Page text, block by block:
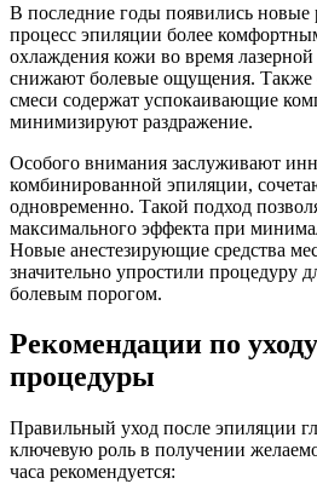
В последние годы появились новые
процесс эпиляции более
охлаждения кожи во время
снижают болевые ощущения. Также
смеси содержат успокаивающие
минимизируют раздражение.
Особого внимания заслуживают
комбинированной эпиляции,
одновременно. Такой подход
максимального эффекта при
Новые анестезирующие средства
значительно упростили процедуру
болевым порогом.
Рекомендации по
процедуры
Правильный уход после эпиляции
ключевую роль в получении
часа рекомендуется: